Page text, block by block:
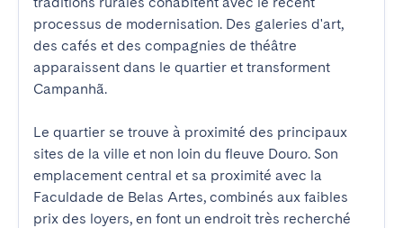
processus de modernisation. Des galeries d'art,
des cafés et des compagnies de théâtre
apparaissent dans le quartier et transforment
Campanhã.
Le quartier se trouve à proximité des principaux
sites de la ville et non loin du fleuve Douro. Son
emplacement central et sa proximité avec la
Faculdade de Belas Artes, combinés aux faibles
prix des loyers, en font un endroit très recherché